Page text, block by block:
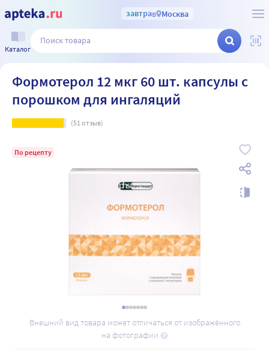
завтрав Москва
Каталог
Формотерол 12 мкг 60 шт. капсулы с
порошком для ингаляций
(51отзыв)
По рецепту
Внешний вид товара может отличаться от изображённого
на фотографии